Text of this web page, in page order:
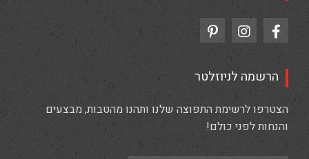
הרשמה לניוזלטר
הצטרפו לרשימת התפוצה שלנו ותהנו מהטבות, מבצעים
והנחות לפני כולם!